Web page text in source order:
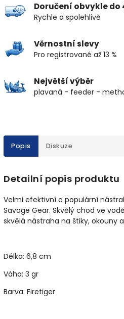
Doručení obvykle do
Rychle a spolehlivě
Věrnostní slevy
Pro registrované až 13 %
Největší výběr
plavaná - feeder -
Popis Diskuze
Detailní popis produktu
Velmi efektivní a populární
Savage Gear. Skvělý chod ve
skvělá nástraha na štiky, okouny
Délka: 6,8 cm
Váha: 3 gr
Barva: Firetiger